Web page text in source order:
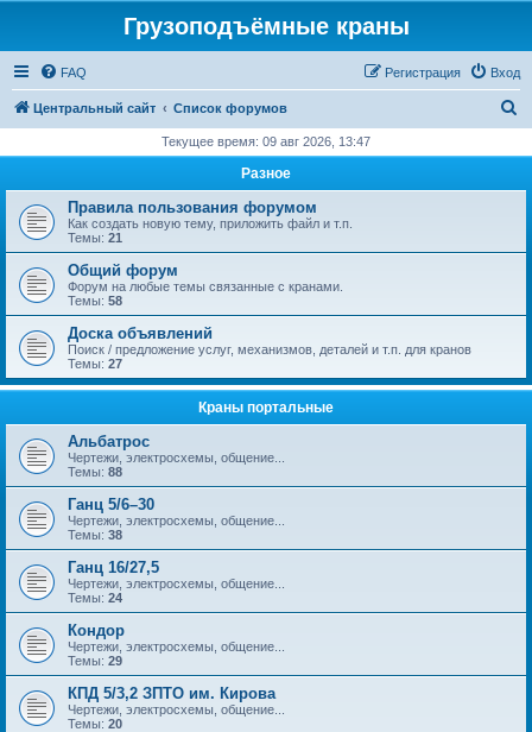
Грузоподъёмные краны
FAQ Вход
Регистрация
Центральный сайт Список форумов
с
Текущее время: 09 авг 2026, 13:47
Разное
Правила пользования форумом
Как создать новую тему, приложить файл и т.п.
Темы: 21
Общий форум
Форум на любые темы связанные с кранами.
Темы: 58
Доска объявлений
Поиск / предложение услуг, механизмов, деталей и т.п. для кранов
Темы: 27
Краны портальные
Альбатрос
Чертежи, электросхемы, общение...
Темы: 88
Ганц 5/6–30
Чертежи, электросхемы, общение...
Темы: 38
Ганц 16/27,5
Чертежи, электросхемы, общение...
Темы: 24
Кондор
Чертежи, электросхемы, общение...
Темы: 29
КПД 5/3,2 ЗПТО им. Кирова
Чертежи, электросхемы, общение...
Темы: 20